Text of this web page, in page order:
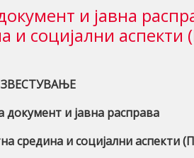
и јавна
и социјални
документ и јавна расправа
средина и социјални аспекти